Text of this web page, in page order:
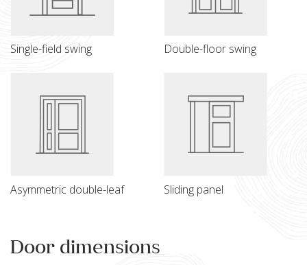
Single-field swing Double-floor swing
Asymmetric double-leaf Sliding panel
Door dimensions